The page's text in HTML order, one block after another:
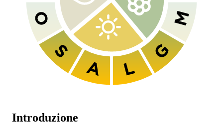
Introduzione